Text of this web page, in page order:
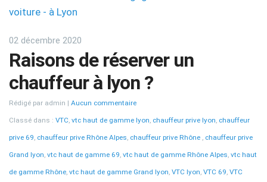
voiture - à Lyon
02 décembre 2020
Raisons de réserver un
chauffeur à lyon ?
Rédigé par admin Aucun commentaire
Classé dans : VTC, vtc haut de gamme lyon, chauffeur prive lyon, chauffeur
prive 69, chauffeur prive Rhône Alpes, chauffeur prive Rhône , chauffeur prive
Grand lyon, vtc haut de gamme 69, vtc haut de gamme Rhône Alpes, vtc haut
de gamme Rhône, vtc haut de gamme Grand lyon, VTC lyon, VTC 69, VTC